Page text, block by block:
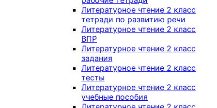
Литературное чтение 2 класс
тетради по развитию речи
Литературное чтение 2 класс
ВПР
Литературное чтение 2 класс
задания
Литературное чтение 2 класс
тесты
Литературное чтение 2 класс
учебные пособия